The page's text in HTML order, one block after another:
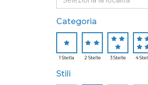
Categoria
1 Stella 2 Stelle 3 Stelle 4
Stili